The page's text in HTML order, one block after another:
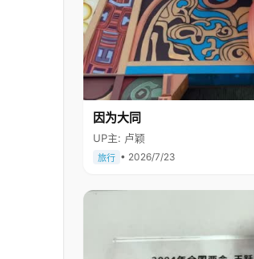
因为大同
UP主: 卢颖
旅行 • 2026/7/23